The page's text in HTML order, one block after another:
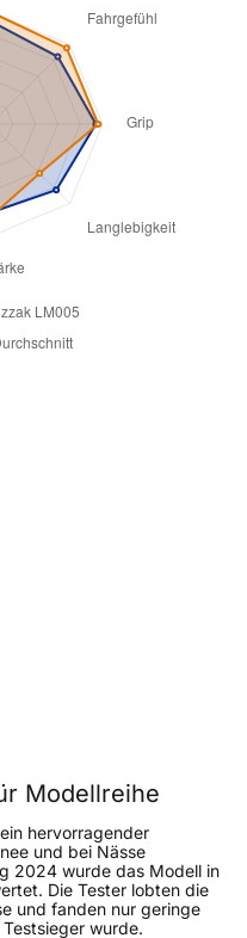
Modellreihe
hervorragender
und bei Nässe
2024 wurde das Modell in
Die Tester lobten die
und fanden nur geringe
wurde.